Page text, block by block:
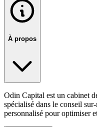
À propos
Odin Capital est un cabinet
spécialisé dans le conseil
personnalisé pour optimiser